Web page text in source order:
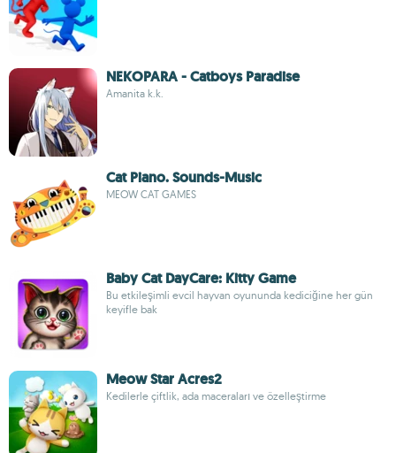
NEKOPARA - Catboys Paradise
Amanita k.k.
Cat Piano. Sounds-Music
MEOW CAT GAMES
Baby Cat DayCare: Kitty Game
Bu etkileşimli evcil hayvan oyununda kediciğine her gün
keyifle bak
Meow Star Acres2
Kedilerle çiftlik, ada maceraları ve özelleştirme